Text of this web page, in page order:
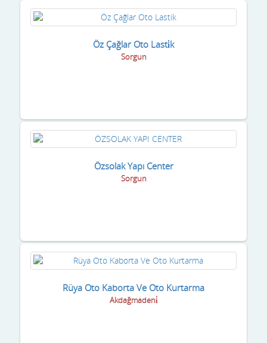
Öz Çağlar Oto Lasti̇k
Sorgun
Özsolak Yapı Center
Sorgun
Rüya Oto Kaborta Ve Oto Kurtarma
Akdağmadeni̇